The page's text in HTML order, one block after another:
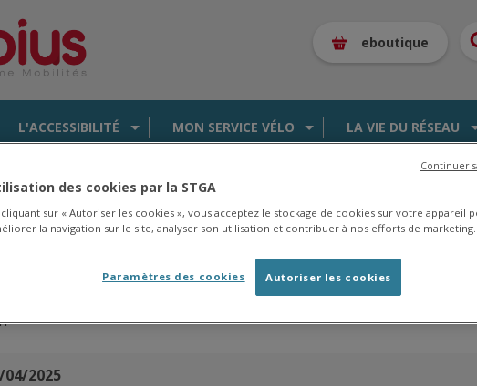
eboutique
L'ACCESSIBILITÉ MON SERVICE VÉLO LA VIE DU RÉSEAU
de la saison 2025/2026 encliquant ici.
2025
des cookies par la STGA
cliquant sur « Autoriser les cookies », vous acceptez le stockage de cookies sur votre appareil
la navigation sur le site, analyser son utilisation et contribuer à nos efforts de marketing.
Autoriser les cookies
Paramètres des cookies
Continuer